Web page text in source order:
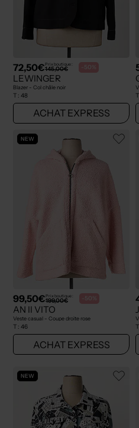
72,50€Prix boutique :
145,00€ -50%
LEWINGER
Blazer - Col châle noir
T : 48
ACHAT EXPRESS
NEW
99,50€Prix boutique :
199,00€ -50%
AN II VITO
Veste casual - Coupe droite rose
T : 46
ACHAT EXPRESS
NEW